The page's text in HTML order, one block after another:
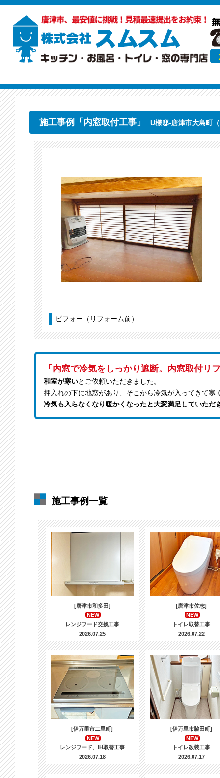
施工事例「内窓取付工事」 U様邸-唐津市大島町
ビフォー（リフォーム前）
「内窓で冷気をしっかり遮断。内窓取付リ
和室が寒いとご依頼いただきました。
押入れの下に地窓があり、そこから冷気が入ってきて
冷気も入らなくなり暖かくなったと大変満足していただ
施工事例一覧
[唐津市和多田]
NEW
レンジフード交換工事
2026.07.25
[唐津市佐志]
NEW
トイレ取替工事
2026.07.22
[伊万里市二里町]
NEW
レンジフード、IH取替工事
2026.07.18
[伊万里市脇田町]
NEW
トイレ改装工事
2026.07.17